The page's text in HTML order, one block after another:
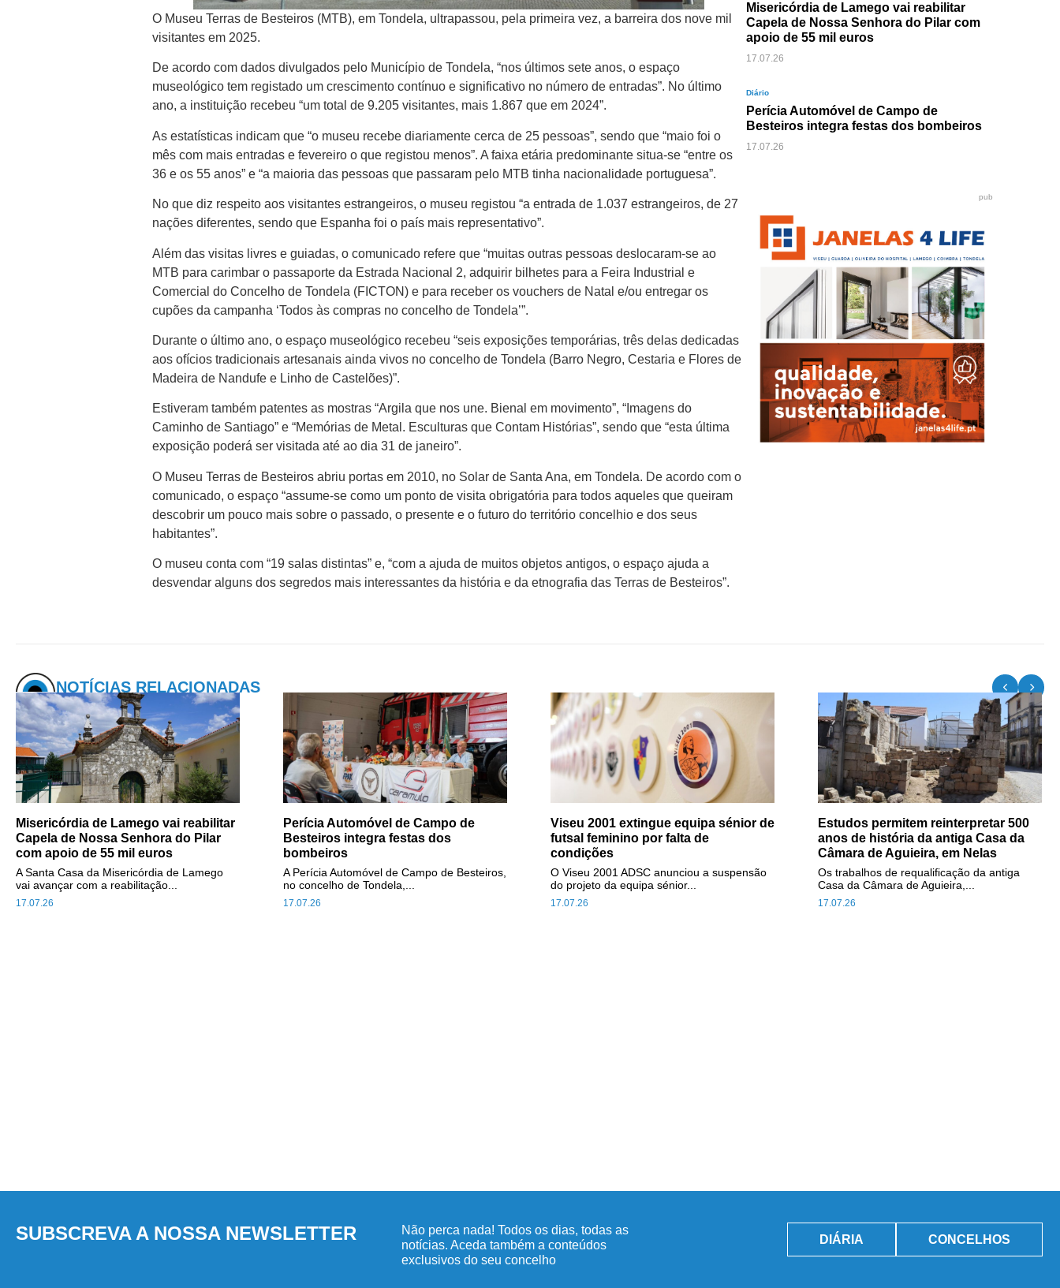
O Museu Terras de Besteiros (MTB), em Tondela, ultrapassou, pela primeira vez, a barreira dos nove mil
visitantes em 2025.
De acordo com dados divulgados pelo Município de Tondela, “nos últimos sete anos, o espaço
museológico tem registado um crescimento contínuo e significativo no número de entradas”. No último
ano, a instituição recebeu “um total de 9.205 visitantes, mais 1.867 que em 2024”.
As estatísticas indicam que “o museu recebe diariamente cerca de 25 pessoas”, sendo que “maio foi o
mês com mais entradas e fevereiro o que registou menos”. A faixa etária predominante situa-se “entre os
36 e os 55 anos” e “a maioria das pessoas que passaram pelo MTB tinha nacionalidade portuguesa”.
No que diz respeito aos visitantes estrangeiros, o museu registou “a entrada de 1.037 estrangeiros, de 27
nações diferentes, sendo que Espanha foi o país mais representativo”.
Além das visitas livres e guiadas, o comunicado refere que “muitas outras pessoas deslocaram-se ao
MTB para carimbar o passaporte da Estrada Nacional 2, adquirir bilhetes para a Feira Industrial e
Comercial do Concelho de Tondela (FICTON) e para receber os vouchers de Natal e/ou entregar os
cupões da campanha ‘Todos às compras no concelho de Tondela’”.
Durante o último ano, o espaço museológico recebeu “seis exposições temporárias, três delas dedicadas
aos ofícios tradicionais artesanais ainda vivos no concelho de Tondela (Barro Negro, Cestaria e Flores de
Madeira de Nandufe e Linho de Castelões)”.
Estiveram também patentes as mostras “Argila que nos une. Bienal em movimento”, “Imagens do
Caminho de Santiago” e “Memórias de Metal. Esculturas que Contam Histórias”, sendo que “esta última
exposição poderá ser visitada até ao dia 31 de janeiro”.
O Museu Terras de Besteiros abriu portas em 2010, no Solar de Santa Ana, em Tondela. De acordo com o
comunicado, o espaço “assume-se como um ponto de visita obrigatória para todos aqueles que queiram
descobrir um pouco mais sobre o passado, o presente e o futuro do território concelhio e dos seus
habitantes”.
O museu conta com “19 salas distintas” e, “com a ajuda de muitos objetos antigos, o espaço ajuda a
desvendar alguns dos segredos mais interessantes da história e da etnografia das Terras de Besteiros”.
Misericórdia de Lamego vai reabilitar
Capela de Nossa Senhora do Pilar com
apoio de 55 mil euros
17.07.26
Diário
Perícia Automóvel de Campo de
Besteiros integra festas dos bombeiros
17.07.26
pub
NOTÍCIAS RELACIONADAS
Misericórdia de Lamego vai reabilitar
Capela de Nossa Senhora do Pilar
com apoio de 55 mil euros
17.07.26
A Santa Casa da Misericórdia de Lamego
vai avançar com a reabilitação...
Perícia Automóvel de Campo de
Besteiros integra festas dos
bombeiros
17.07.26
A Perícia Automóvel de Campo de Besteiros,
no concelho de Tondela,...
Viseu 2001 extingue equipa sénior de
futsal feminino por falta de
condições
17.07.26
O Viseu 2001 ADSC anunciou a suspensão
do projeto da equipa sénior...
Estudos permitem reinterpretar 500
anos de história da antiga Casa da
Câmara de Aguieira, em Nelas
17.07.26
Os trabalhos de requalificação da antiga
Casa da Câmara de Aguieira,...
SUBSCREVA A NOSSA NEWSLETTER
Não perca nada! Todos os dias, todas as
notícias. Aceda também a conteúdos
exclusivos do seu concelho
DIÁRIA CONCELHOS